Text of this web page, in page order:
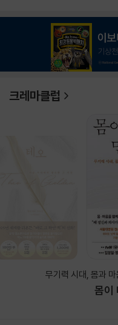
크레마클럽
무기력 시대, 몸과
몸이